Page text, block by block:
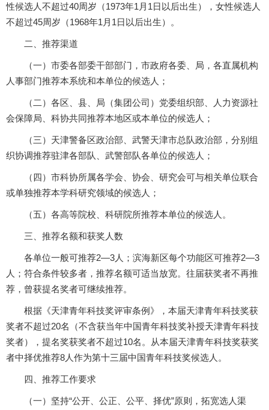
性候选人不超过40周岁（1973年1月1日以后出生），女性候选人
不超过45周岁（1968年1月1日以后出生）。
二、推荐渠道
（一）市委各部委干部部门，市政府各委、局，各直属机构
人事部门推荐本系统和本单位的候选人；
（二）各区、县、局（集团公司）党委组织部、人力资源社
会保障局、科协共同推荐本地区或本单位的候选人；
（三）天津警备区政治部、武警天津市总队政治部，分别组
织协调推荐驻津各部队、武警部队各单位的候选人；
（四）市科协所属各学会、协会、研究会可与相关单位联合
或单独推荐本学科研究领域的候选人；
（五）各高等院校、科研院所推荐本单位的候选人。
三、推荐名额和获奖人数
各单位一般可推荐2—3人；滨海新区每个功能区可推荐2—3
人；符合条件较多者，推荐名额可适当放宽。往届获奖者不再推
荐，曾获提名奖者可继续推荐。
根据《天津青年科技奖评审条例》，本届天津青年科技奖获
奖者不超过20名（不含获当年中国青年科技奖补授天津青年科技
奖者），提名奖获奖者不超过10名。从本届天津青年科技奖获奖
者中择优推荐8人作为第十三届中国青年科技奖候选人。
四、推荐工作要求
（一）坚持“公开、公正、公平、择优”原则，拓宽选人渠